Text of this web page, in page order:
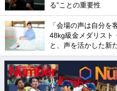
る”ことの重要性
「会場の声は自分を
48kg級金メダリスト
と、声を活かした新